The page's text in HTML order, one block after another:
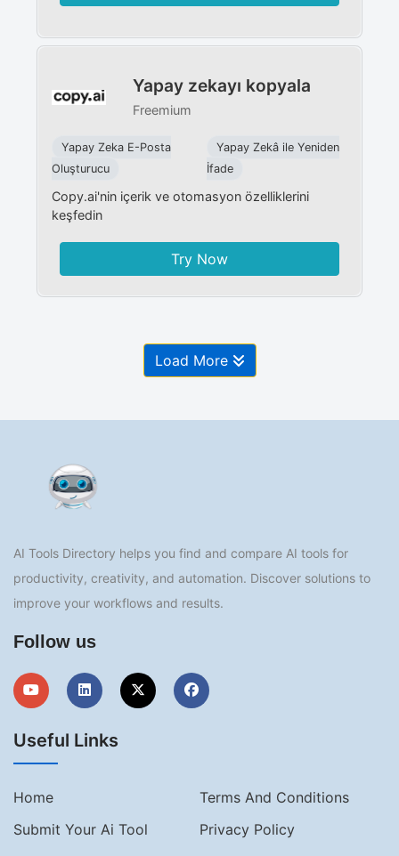
Yapay zekayı kopyala
Freemium
Yapay Zeka E-Posta
Oluşturucu
Yapay Zekâ ile Yeniden
İfade
Copy.ai'nin içerik ve otomasyon özelliklerini
keşfedin
Try Now
Load More
AI Tools Directory helps you find and compare AI tools for
productivity, creativity, and automation. Discover solutions to
improve your workflows and results.
Follow us
Useful Links
Home
Terms And Conditions
Submit Your Ai Tool
Privacy Policy